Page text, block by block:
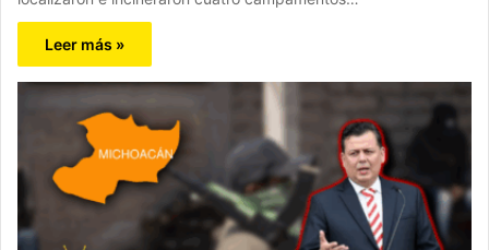
Leer más »